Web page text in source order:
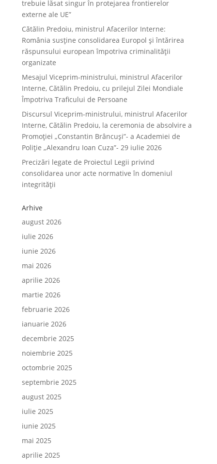
trebuie lăsat singur în protejarea frontierelor
externe ale UE”
Cătălin Predoiu, ministrul Afacerilor Interne:
România susține consolidarea Europol și întărirea
răspunsului european împotriva criminalității
organizate
Mesajul Viceprim-ministrului, ministrul Afacerilor
Interne, Cătălin Predoiu, cu prilejul Zilei Mondiale
Împotriva Traficului de Persoane
Discursul Viceprim-ministrului, ministrul Afacerilor
Interne, Cătălin Predoiu, la ceremonia de absolvire a
Promoției „Constantin Brâncuși”- a Academiei de
Poliție „Alexandru Ioan Cuza”- 29 iulie 2026
Precizări legate de Proiectul Legii privind
consolidarea unor acte normative în domeniul
integrității
Arhive
august 2026
iulie 2026
iunie 2026
mai 2026
aprilie 2026
martie 2026
februarie 2026
ianuarie 2026
decembrie 2025
noiembrie 2025
octombrie 2025
septembrie 2025
august 2025
iulie 2025
iunie 2025
mai 2025
aprilie 2025